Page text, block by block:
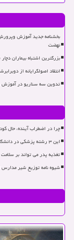
بخشنامه جدید آموزش
نهضت
بزرگترین اشتباه بیماران
انتقاد اصولگرایانه از
تدوین سه سناریو در آموزش
چرا در اضطراب آینده، حال
این ۳ رشته پزشکی در دانشگاه ها مشتری ندارد!
تغذیه پدر می تواند بر سلامت
شیوه نامه توزیع شیر مدارس